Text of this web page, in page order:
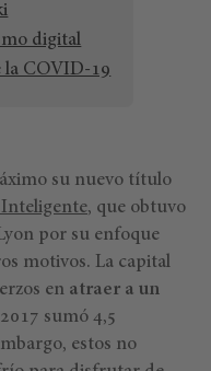
digital
la COVID-19
su nuevo título
, que obtuvo
por su enfoque
motivos. La capital
en atraer a un
sumó 4,5
estos no